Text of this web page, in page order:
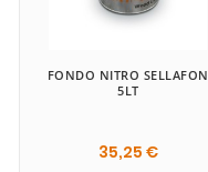
Poliuretano
Tintes
FONDO NITRO SELLAFON
5LT
35,25 €